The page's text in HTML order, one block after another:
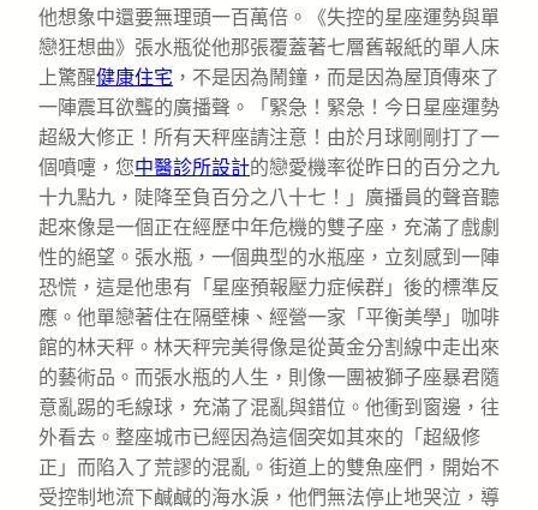
他想象中還要無理頭一百萬倍。《失控的星座運勢與單
戀狂想曲》張水瓶從他那張覆蓋著七層舊報紙的單人床
上驚醒健康住宅 ，不是因為鬧鐘，而是因為屋頂傳來了
一陣震耳欲聾的廣播聲。「緊急！緊急！今日星座運勢
超級大修正！所有天秤座請注意！由於月球剛剛打了一
個噴嚏，您中醫診所設計的戀愛機率從昨日的百分之九
十九點九，陡降至負百分之八十七！」廣播員的聲音聽
起來像是一個正在經歷中年危機的雙子座，充滿了戲劇
性的絕望。張水瓶，一個典型的水瓶座，立刻感到一陣
恐慌，這是他患有「星座預報壓力症候群」後的標準反
應。他單戀著住在隔壁棟、經營一家「平衡美學」咖啡
館的林天秤。林天秤完美得像是從黃金分割線中走出來
的藝術品。而張水瓶的人生，則像一團被獅子座暴君隨
意亂踢的毛線球，充滿了混亂與錯位。他衝到窗邊，往
外看去。整座城市已經因為這個突如其來的「超級修
正」而陷入了荒謬的混亂。街道上的雙魚座們，開始不
受控制地流下鹹鹹的海水淚，他們無法停止地哭泣，導